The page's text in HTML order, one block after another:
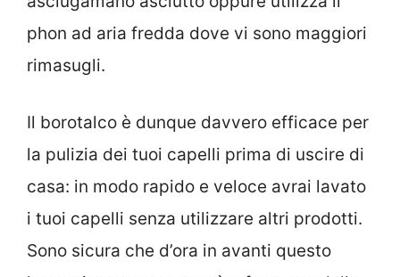
phon ad aria fredda dove vi sono maggiori
rimasugli.
Il borotalco è dunque davvero efficace per
la pulizia dei tuoi capelli prima di uscire di
casa: in modo rapido e veloce avrai lavato
i tuoi capelli senza utilizzare altri prodotti.
Sono sicura che d’ora in avanti questo